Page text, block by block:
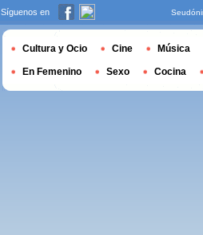
Síguenos en
Cultura y Ocio Cine Música
En Femenino Sexo Cocina